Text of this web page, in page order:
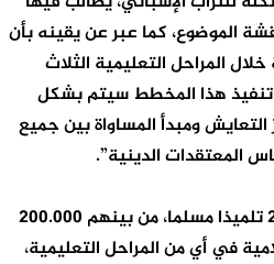
الموضوع، كما عبر عن يقينه بأن
خلال المراحل التعليمية الثلاث
هذا المخطط سيتم بشكل
ومبدأ المساواة بين جميع
المعتقدات الدينية”.
يتواجد حاليا بإسبانيا 281.725 تلميذا مسلما، من بينهم 200.000
في أي من المراحل التعليمية،